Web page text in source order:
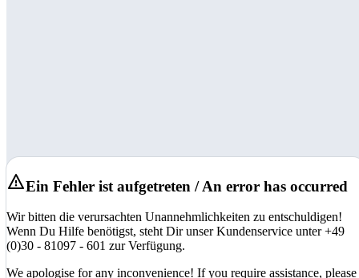
Ein Fehler ist aufgetreten / An error has occurred
Wir bitten die verursachten Unannehmlichkeiten zu entschuldigen!
Wenn Du Hilfe benötigst, steht Dir unser Kundenservice unter +49
(0)30 - 81097 - 601 zur Verfügung.
We apologise for any inconvenience! If you require assistance, please